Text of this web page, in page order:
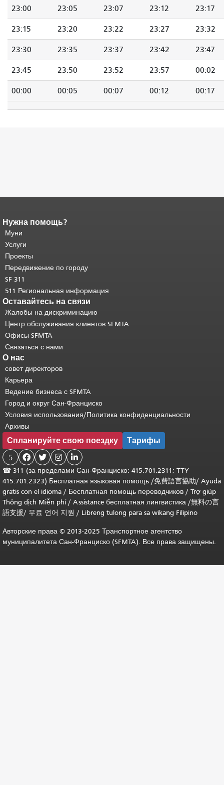
23:00 23:05 23:07 23:12 23:17
23:15 23:20 23:22 23:27 23:32
23:30 23:35 23:37 23:42 23:47
23:45 23:50 23:52 23:57 00:02
00:00 00:05 00:07 00:12 00:17
Конец содержимого
страницы.
страницы повторяется на каждой
странице.
основного содержимого .
Нужна помощь?
Муни
Услуги
Проекты
Передвижение по городу
SF 311
511 Региональная информация
Оставайтесь на связи
Жалобы на дискриминацию
Центр обслуживания клиентов SFMTA
Офисы SFMTA
Связаться с нами
О нас
совет директоров
Карьера
Ведение бизнеса с SFMTA
Город и округ Сан-Франциско
Условия использования/Политика конфиденциальности
Архивы
Спланируйте свою поездку Тарифы
5    
☎ 311 (за пределами Сан-Франциско: 415.701.2311; TTY
415.701.2323) Бесплатная языковая помощь /免費語言協助/ Ayuda
gratis con el idioma / Бесплатная помощь переводчиков / Trợ giúp
Thông dịch Miễn phí/ Assistance бесплатная лингвистика /無料の言
語支援/ 무료 언어 지원 / Libreng tulong para sa wikang Filipino
Авторские права © 2013-2025 Транспортное агентство
муниципалитета Сан-Франциско (SFMTA). Все права защищены.